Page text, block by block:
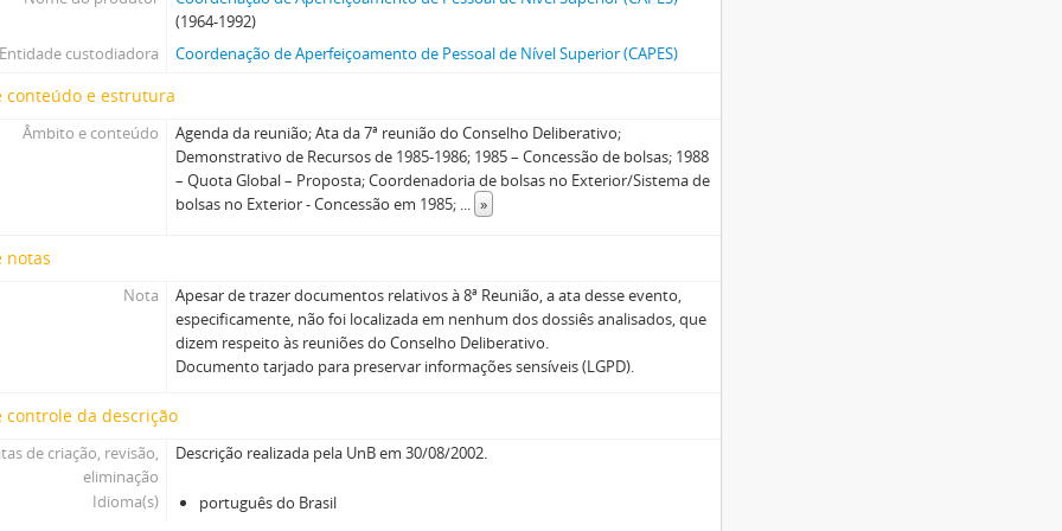
(1964-1992)
Entidade custodiadora
Coordenação de Aperfeiçoamento de Pessoal de Nível Superior (CAPES)
conteúdo e estrutura
Âmbito e conteúdo
Agenda da reunião; Ata da 7ª reunião do Conselho Deliberativo;
Demonstrativo de Recursos de 1985-1986; 1985 – Concessão de bolsas; 1988
– Quota Global – Proposta; Coordenadoria de bolsas no Exterior/Sistema de
bolsas no Exterior - Concessão em 1985; ... »
notas
Nota
Apesar de trazer documentos relativos à 8ª Reunião, a ata desse evento,
especificamente, não foi localizada em nenhum dos dossiês analisados, que
dizem respeito às reuniões do Conselho Deliberativo.
Documento tarjado para preservar informações sensíveis (LGPD).
controle da descrição
de criação, revisão,
eliminação
Descrição realizada pela UnB em 30/08/2002.
Idioma(s) português do Brasil